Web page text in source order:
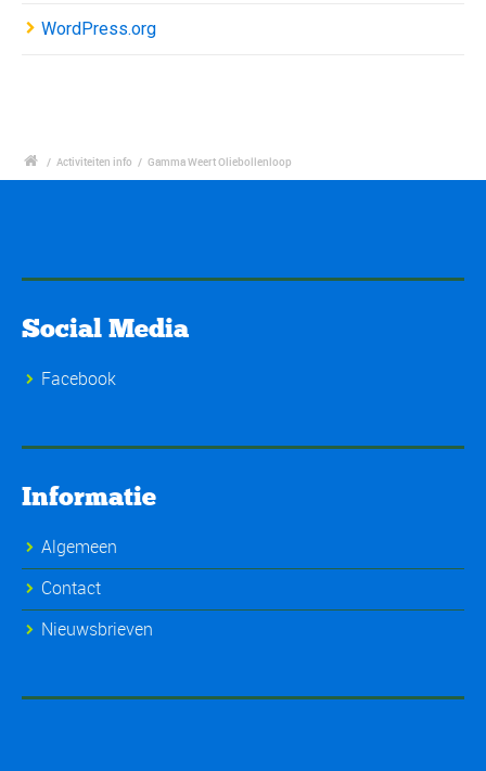
WordPress.org
/ Activiteiten info / Gamma Weert Oliebollenloop
Social Media
Facebook
Informatie
Algemeen
Contact
Nieuwsbrieven